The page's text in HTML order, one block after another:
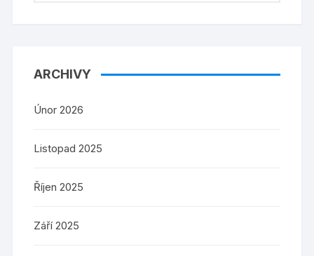
ARCHIVY
Únor 2026
Listopad 2025
Říjen 2025
Září 2025